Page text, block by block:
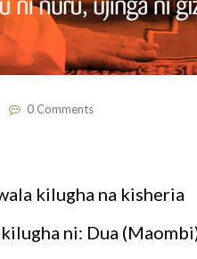
0 Comments
kilugha na kisheria
ni: Dua